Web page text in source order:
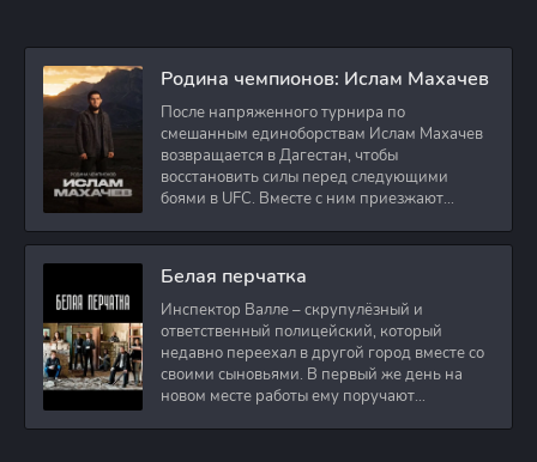
Родина чемпионов: Ислам Махачев
После напряженного турнира по
смешанным единоборствам Ислам Махачев
возвращается в Дагестан, чтобы
восстановить силы перед следующими
боями в UFC. Вместе с ним приезжают
Белая перчатка
Инспектор Валле – скрупулёзный и
ответственный полицейский, который
недавно переехал в другой город вместе со
своими сыновьями. В первый же день на
новом месте работы ему поручают